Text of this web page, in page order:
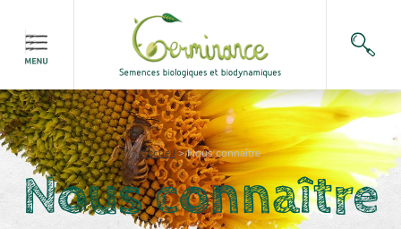
Accueil>Nous connaître
Nous connaître